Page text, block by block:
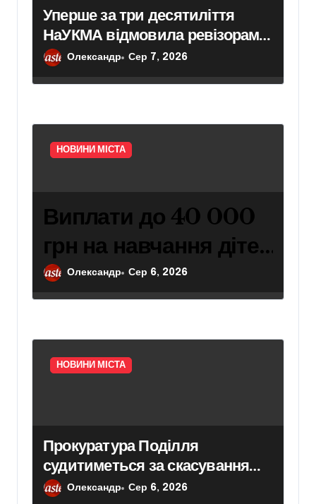
Уперше за три десятиліття
НаУКМА відмовила ревізорам у
доступі до історичних пам’яток
Олександр Сер 7, 2026
НОВИНИ МІСТА
Виплати до 40 000
грн на навчання дітей
захисників: умови
отримання
компенсації у Києві
Олександр Сер 6, 2026
НОВИНИ МІСТА
Прокуратура Поділля
судитиметься за скасування
права власності на фіктивну
Олександр Сер 6, 2026